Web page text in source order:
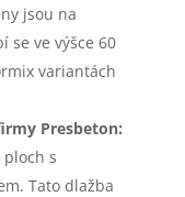
jsou na
se ve výšce 60
variantách
Presbeton:
ploch s
Tato dlažba